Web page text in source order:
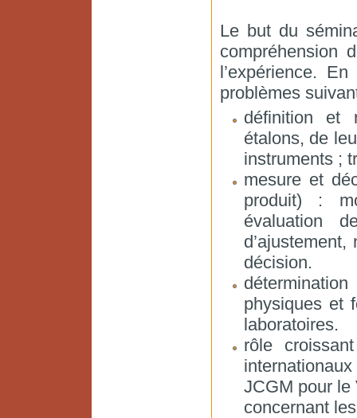
Le but du
compréhension
l’expérience.
problèmes
définition et
étalons, de
instruments ;
mesure et
produit) :
évaluation
décision.
physiques et
laboratoires.
rôle
JCGM pour le
concernant